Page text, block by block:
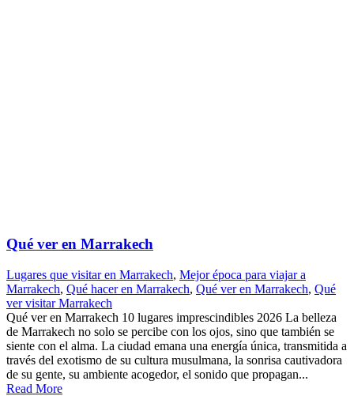
Qué ver en Marrakech
Lugares que visitar en Marrakech, Mejor época para viajar a
Marrakech, Qué hacer en Marrakech, Qué ver en Marrakech, Qué
ver visitar Marrakech
Qué ver en Marrakech 10 lugares imprescindibles 2026 La belleza
de Marrakech no solo se percibe con los ojos, sino que también se
siente con el alma. La ciudad emana una energía única, transmitida a
través del exotismo de su cultura musulmana, la sonrisa cautivadora
de su gente, su ambiente acogedor, el sonido que propagan...
Read More